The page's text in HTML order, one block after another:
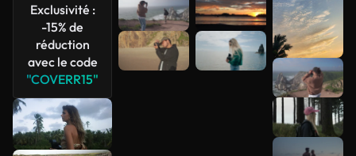
Exclusivité :
-15% de
réduction
avec le code
"COVERR15"
Voir plus